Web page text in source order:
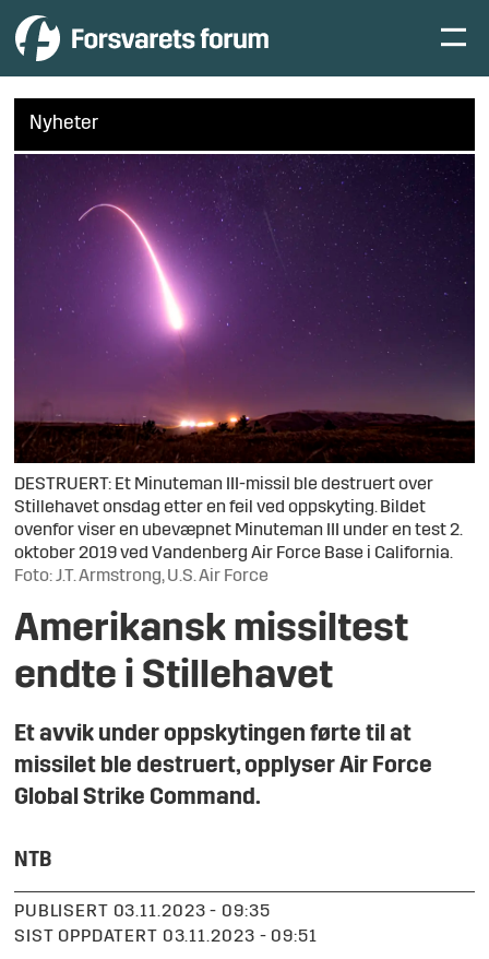
Nyheter
DESTRUERT: Et Minuteman III-missil ble destruert over
Stillehavet onsdag etter en feil ved oppskyting. Bildet
ovenfor viser en ubevæpnet Minuteman III under en test 2.
oktober 2019 ved Vandenberg Air Force Base i California.
Foto: J.T. Armstrong, U.S. Air Force
Amerikansk missiltest
endte i Stillehavet
Et avvik under oppskytingen førte til at
missilet ble destruert, opplyser Air Force
Global Strike Command.
NTB
PUBLISERT
03.11.2023 - 09:35
SIST OPPDATERT
03.11.2023 - 09:51